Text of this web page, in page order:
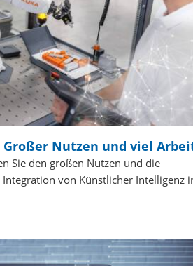
Großer Nutzen und viel
Sie den großen Nutzen und die
von Künstlicher Intelligenz